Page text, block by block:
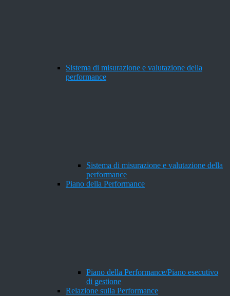
Sistema di misurazione e valutazione della
performance
Sistema di misurazione e valutazione della
performance
Piano della Performance
Piano della Performance/Piano esecutivo
di gestione
Relazione sulla Performance